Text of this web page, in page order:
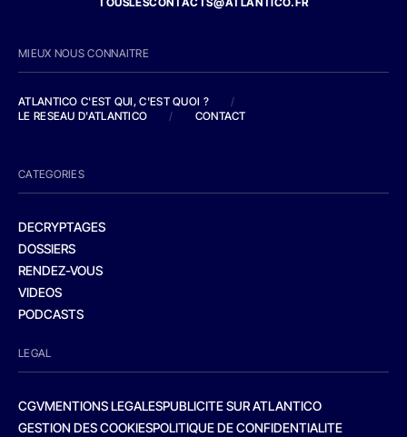
MIEUX NOUS CONNAITRE
ATLANTICO C'EST QUI, C'EST QUOI ?
/
LE RESEAU D'ATLANTICO
/ CONTACT
CATEGORIES
DECRYPTAGES
DOSSIERS
RENDEZ-VOUS
VIDEOS
PODCASTS
LEGAL
CGVMENTIONS LEGALESPUBLICITE SUR ATLANTICO
GESTION DES COOKIESPOLITIQUE DE CONFIDENTIALITE